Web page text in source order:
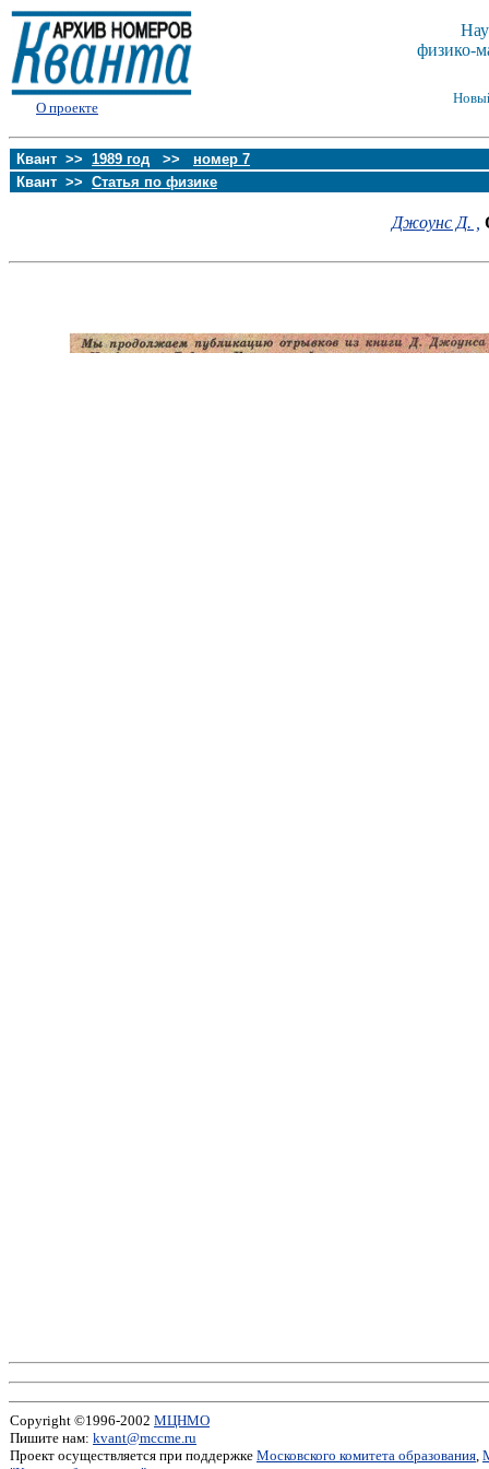
О проекте
физико-
Квант >> 1989 год >> номер 7
Квант >> Статья по физике
Джоунс Д. ,
Copyright ©1996-2002 МЦНМО
Пишите нам: kvant@mccme.ru
Проект осуществляется при поддержке Московского комитета образования,